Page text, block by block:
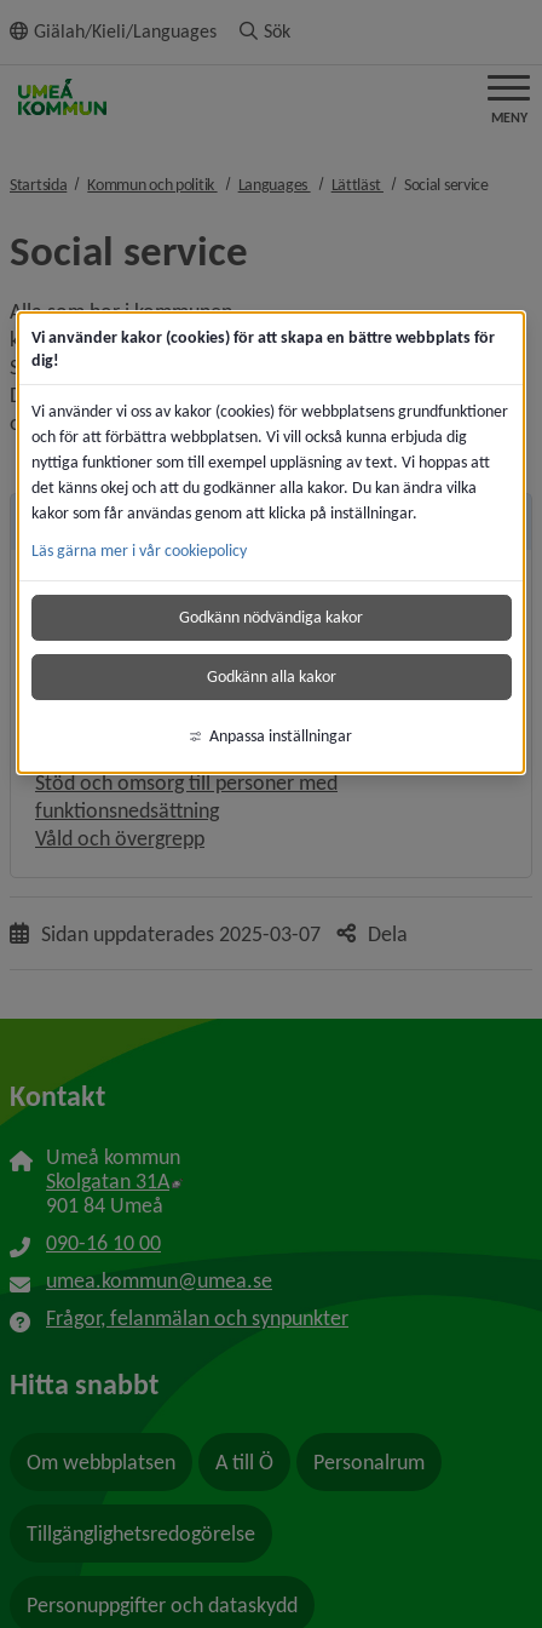
innehållet
Giälah/Kieli/Languages Sök
MENY
Startsida Kommun och politik nivå i brödsmulenavigeringen
Languages nivå i brödsmulenavigeringen
Lättläst nivå i
Social servicenivå i
Social service
Alla som bor i kommunen
kan få hjälp av socialtjänsten.
Socialtjänsten hjälper dem som har det svårt.
Du kan klicka på rubrikerna i menyn
om du vill läsa mer om Social service.
Andra sidor
Anhörigstöd
Barn kan få hjälp
Bostadsanpassning
Föräldrar kan få hjälp
Om du behöver hjälp med pengar
Stöd och omsorg till personer med
funktionsnedsättning
Våld och övergrepp
Sidan uppdaterades 2025-03-07 Dela
Kontakt
Umeå kommun
Skolgatan 31A Länk till annan webbplats, öppnas i nytt
901 84 Umeå
090-16 10 00
umea.kommun@umea.se
Frågor, felanmälan och synpunkter
Hitta snabbt
Om webbplatsen A till Ö Personalrum
Tillgänglighetsredogörelse
Personuppgifter och dataskydd
Vi använder kakor (cookies) för att skapa en bättre webbplats för
dig!
Vi använder vi oss av kakor (cookies) för webbplatsens grundfunktioner
och för att förbättra webbplatsen. Vi vill också kunna erbjuda dig
nyttiga funktioner som till exempel uppläsning av text. Vi hoppas att
det känns okej och att du godkänner alla kakor. Du kan ändra vilka
kakor som får användas genom att klicka på inställningar.
Läs gärna mer i vår cookiepolicy
Godkänn nödvändiga kakor
Godkänn alla kakor
Anpassa inställningar